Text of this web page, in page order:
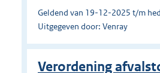
Geldend van 19-12-2025 t/m
Uitgegeven door: Venray
Verordening